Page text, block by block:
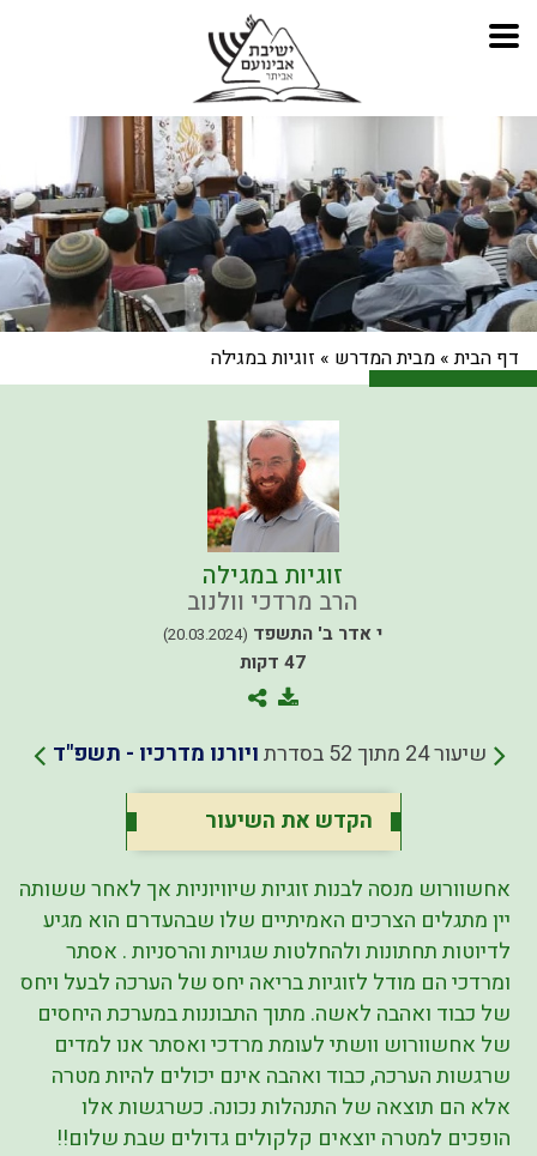
דף הבית» מבית המדרש » זוגיות במגילה
זוגיות במגילה
הרב מרדכי וולנוב
י אדר ב' התשפד (20.03.2024)
47 דקות
שיעור 24 מתוך 52 בסדרת ויורנו מדרכיו - תשפ"ד
הקדש את השיעור
אחשוורוש מנסה לבנות זוגיות שיוויוניות אך לאחר ששותה
יין מתגלים הצרכים האמיתיים שלו שבהעדרם הוא מגיע
לדיוטות תחתונות ולהחלטות שגויות והרסניות . אסתר
ומרדכי הם מודל לזוגיות בריאה יחס של הערכה לבעל ויחס
של כבוד ואהבה לאשה. מתוך התבוננות במערכת היחסים
של אחשוורוש וושתי לעומת מרדכי ואסתר אנו למדים
שרגשות הערכה, כבוד ואהבה אינם יכולים להיות מטרה
אלא הם תוצאה של התנהלות נכונה. כשרגשות אלו
הופכים למטרה יוצאים קלקולים גדולים שבת שלום!!